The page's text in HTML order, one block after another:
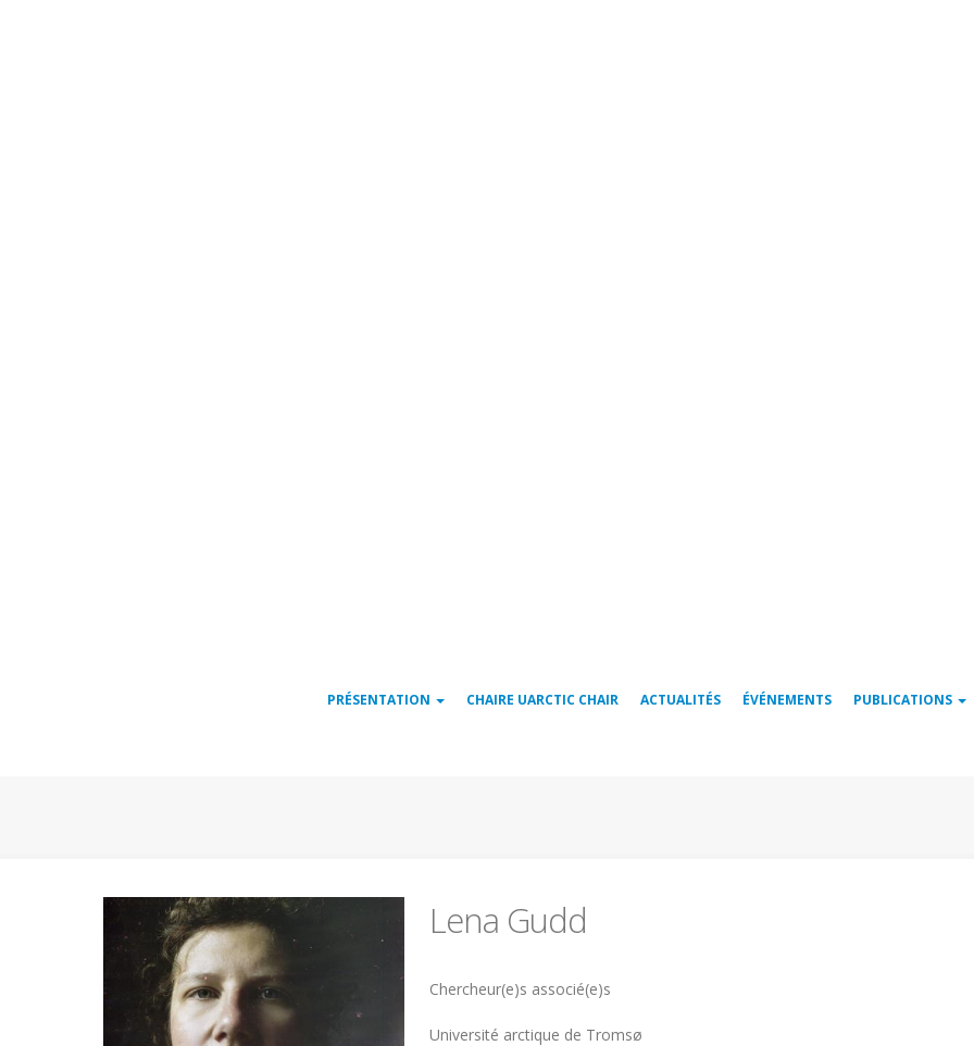
Navigation
PRÉSENTATION CHAIRE UARCTIC CHAIR ACTUALITÉS ÉVÉNEMENTS PUBLICATIONS
Lena Gudd
Chercheur(e)s associé(e)s
Université
Université arctique de Tromsø